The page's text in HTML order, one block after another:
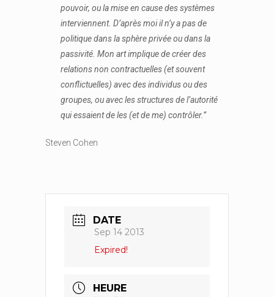
pouvoir, ou la mise en cause des systèmes
interviennent. D’après moi il n’y a pas de
politique dans la sphère privée ou dans la
passivité. Mon art implique de créer des
relations non contractuelles (et souvent
conflictuelles) avec des individus ou des
groupes, ou avec les structures de l’autorité
qui essaient de les (et de me) contrôler.”
Steven Cohen
DATE
Sep 14 2013
Expired!
HEURE